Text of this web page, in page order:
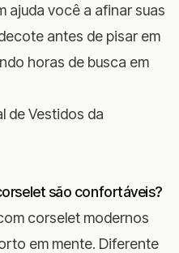
ajuda você a afinar suas
antes de pisar em
horas de busca em
de Vestidos da
são confortáveis?
corselet modernos
em mente. Diferente